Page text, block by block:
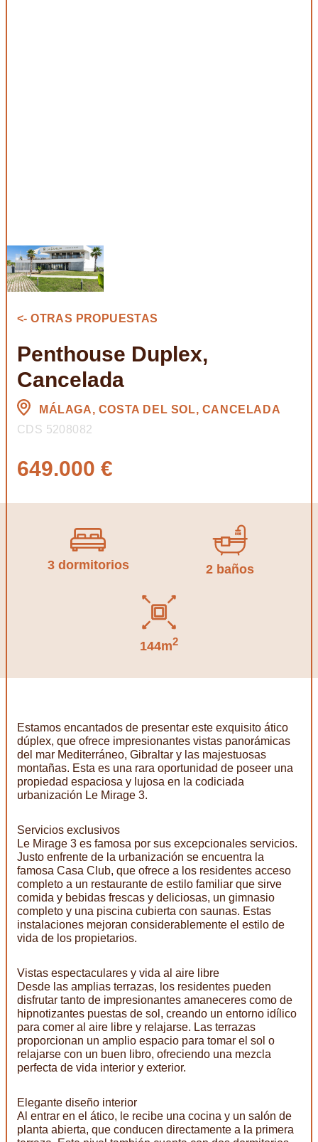
<- OTRAS PROPUESTAS
Penthouse Duplex,
Cancelada
MÁLAGA, COSTA DEL SOL, CANCELADA
CDS 5208082
649.000 €
3 dormitorios 2 baños
144m2
Estamos encantados de presentar este exquisito ático
dúplex, que ofrece impresionantes vistas panorámicas
del mar Mediterráneo, Gibraltar y las majestuosas
montañas. Esta es una rara oportunidad de poseer una
propiedad espaciosa y lujosa en la codiciada
urbanización Le Mirage 3.
Servicios exclusivos
Le Mirage 3 es famosa por sus excepcionales servicios.
Justo enfrente de la urbanización se encuentra la
famosa Casa Club, que ofrece a los residentes acceso
completo a un restaurante de estilo familiar que sirve
comida y bebidas frescas y deliciosas, un gimnasio
completo y una piscina cubierta con saunas. Estas
instalaciones mejoran considerablemente el estilo de
vida de los propietarios.
Vistas espectaculares y vida al aire libre
Desde las amplias terrazas, los residentes pueden
disfrutar tanto de impresionantes amaneceres como de
hipnotizantes puestas de sol, creando un entorno idílico
para comer al aire libre y relajarse. Las terrazas
proporcionan un amplio espacio para tomar el sol o
relajarse con un buen libro, ofreciendo una mezcla
perfecta de vida interior y exterior.
Elegante diseño interior
Al entrar en el ático, le recibe una cocina y un salón de
planta abierta, que conducen directamente a la primera